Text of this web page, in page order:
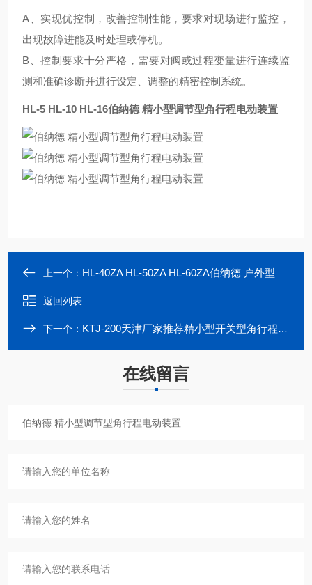
A、实现优控制，改善控制性能，要求对现场进行监控，
出现故障进能及时处理或停机。
B、控制要求十分严格，需要对阀或过程变量进行连续监
测和准确诊断并进行设定、调整的精密控制系统。
HL-5 HL-10 HL-16伯纳德 精小型调节型角行程电动装置
上一个： HL-40ZA HL-50ZA HL-60ZA伯纳德 户外型精小型4-20mA电动执行器
返回列表
下一个： KTJ-200天津厂家推荐精小型开关型角行程电动闸阀
在线留言